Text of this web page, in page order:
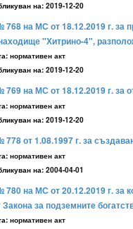
на: 2019-12-20
на МС от 18.12.2019 г. за
"Хитрино-4",
нормативен акт
на: 2019-12-20
на МС от 18.12.2019 г. за
нормативен акт
на: 2019-12-20
от 1.08.1997 г. за
нормативен акт
на: 2004-04-01
на МС от 20.12.2019 г. за
Закона за подземните
нормативен акт